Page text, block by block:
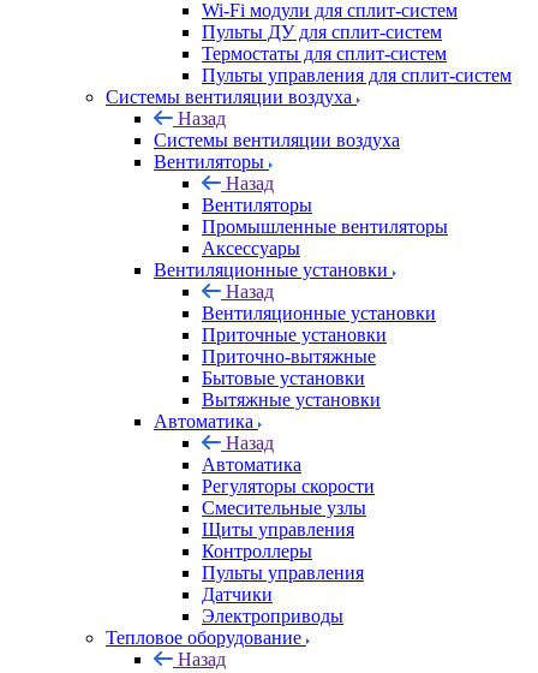
Wi-Fi модули для сплит-систем
Пульты ДУ для сплит-систем
Термостаты для сплит-систем
Пульты управления для сплит-систем
Системы вентиляции воздуха
Назад
Системы вентиляции воздуха
Вентиляторы
Назад
Вентиляторы
Промышленные вентиляторы
Аксессуары
Вентиляционные установки
Назад
Вентиляционные установки
Приточные установки
Приточно-вытяжные
Бытовые установки
Вытяжные установки
Автоматика
Назад
Автоматика
Регуляторы скорости
Смесительные узлы
Щиты управления
Контроллеры
Пульты управления
Датчики
Электроприводы
Тепловое оборудование
Назад